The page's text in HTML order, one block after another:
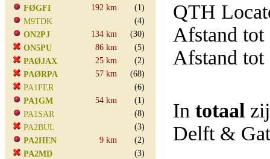
FØGFI
192 km
(1)
M9TDK
(4)
ON2PJ
134 km
(30)
ON5PU
86 km
(5)
PAØJAX
25 km
(2)
PAØRPA
57 km
(68)
PA1FER
(6)
PA1GM
54 km
(1)
PA1SAR
(8)
PA2BUL
(3)
PA2HEN
9 km
(2)
PA2MD
(3)
QTH
Afstand tot
Afstand tot
In totaal
Delft &